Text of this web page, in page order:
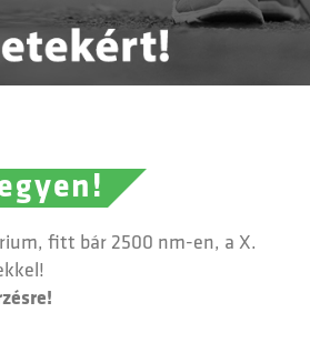
fitt bár 2500 nm-en, a X.